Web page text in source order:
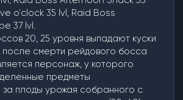
o`clock 35 lvl, Raid Boss
37 lvl.
20, 25 уровня выпадают куски
смерти рейдового босса
персонаж, у которого
предметы
за плоды урожая собранного с